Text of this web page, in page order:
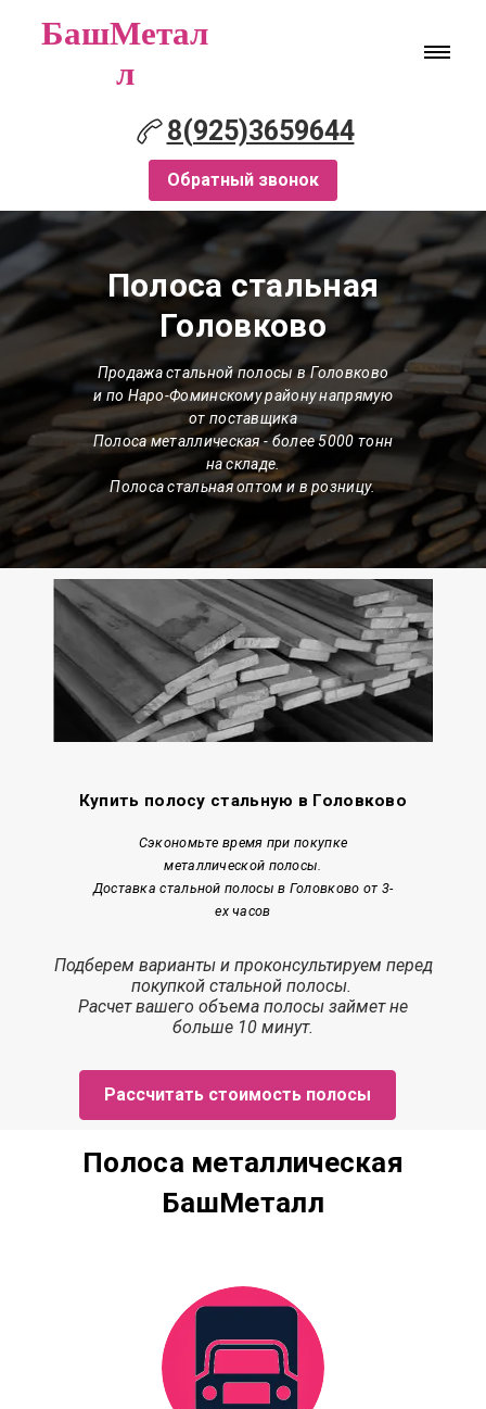
БашМетал
л
8(925)3659644
Обратный звонок
Полоса стальная
Головково
Продажа стальной полосы в Головково
и по Наро-Фоминскому району напрямую
от поставщика
Полоса металлическая- более 5000 тонн
на складе.
Полоса стальная оптом и в розницу.
Купить полосу стальную в Головково
Сэкономьте время при покупке
металлической полосы.
Доставка стальной полосы в Головково от 3-
ех часов
Подберем варианты и проконсультируем перед
покупкой стальной полосы.
Расчетвашего объема полосы займетне
больше 10 минут.
Рассчитать стоимость полосы
Полоса металлическая
БашМеталл